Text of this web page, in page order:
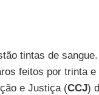
tintas de
feitos por trinta e
e Justiça (CCJ)